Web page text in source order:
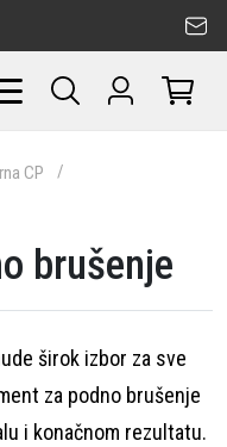
CP
brušenje
širok izbor za sve
za podno brušenje
i konačnom rezultatu.